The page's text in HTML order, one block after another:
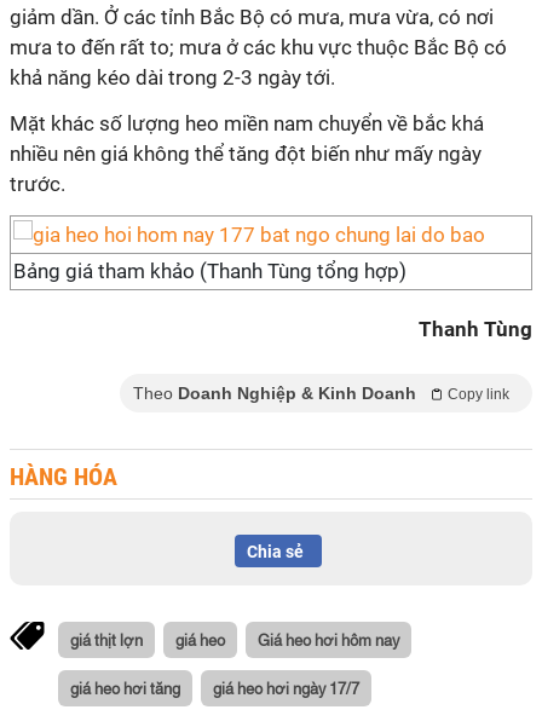
giảm dần. Ở các tỉnh Bắc Bộ có mưa, mưa vừa, có nơi
mưa to đến rất to; mưa ở các khu vực thuộc Bắc Bộ có
khả năng kéo dài trong 2-3 ngày tới.
Mặt khác số lượng heo miền nam chuyển về bắc khá
nhiều nên giá không thể tăng đột biến như mấy ngày
trước.
Bảng giá tham khảo (Thanh Tùng tổng hợp)
Thanh Tùng
Theo Doanh Nghiệp & Kinh Doanh Copy link
HÀNG HÓA
Chia sẻ
giá thịt lợn giá heo Giá heo hơi hôm nay
giá heo hơi tăng giá heo hơi ngày 17/7